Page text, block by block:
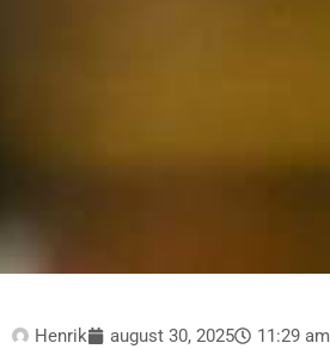
Henrik august 30, 2025 11:29 am